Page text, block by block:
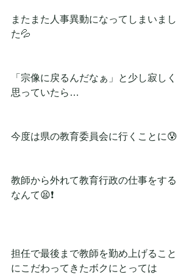
またまた人事異動になってしまいまし
た💦
「宗像に戻るんだなぁ」と少し寂しく
思っていたら…
今度は県の教育委員会に行くことに😰
教師から外れて教育行政の仕事をする
なんて😫❗
担任で最後まで教師を勤め上げること
にこだわってきたボクにとっては